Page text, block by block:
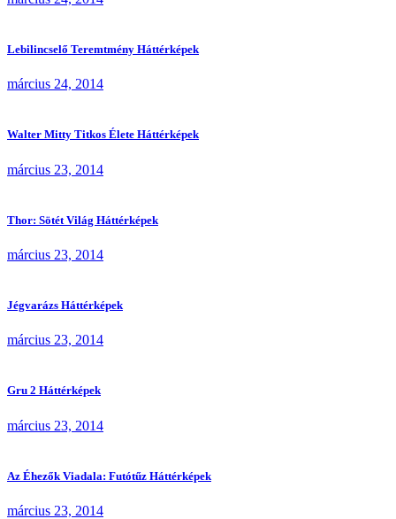
Lebilincselő Teremtmény Háttérképek
március 24, 2014
Walter Mitty Titkos Élete Háttérképek
március 23, 2014
Thor: Sötét Világ Háttérképek
március 23, 2014
Jégvarázs Háttérképek
március 23, 2014
Gru 2 Háttérképek
március 23, 2014
Az Éhezők Viadala: Futótűz Háttérképek
március 23, 2014